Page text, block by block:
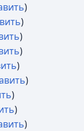
)
)
)
)
)
)
)
)
)